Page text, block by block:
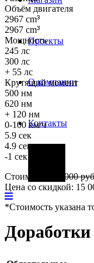
Проекты
О компании
Контакты
Объём двигателя
2967 cm³
2967 cm³
Мощность
245 лс
300 лс
+ 55 лс
Крутящий момент
500 нм
620 нм
+ 120 нм
0-100 км/ч
5.9 сек
4.9 сек
-1 сек
Стоимость:
25 000
Цена со скидкой: 15
*Стоимость указана
Доработки